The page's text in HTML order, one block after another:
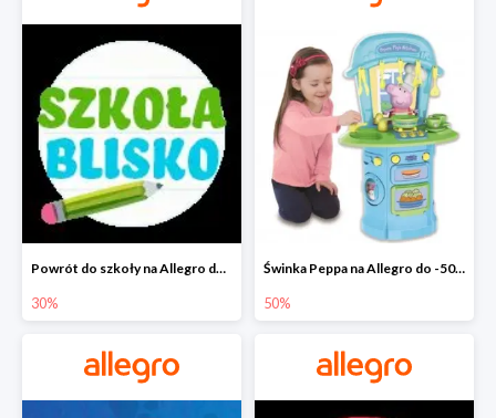
Powrót do szkoły na Allegro do -30%
30%
Świnka Peppa na Allegro do -50%
50%